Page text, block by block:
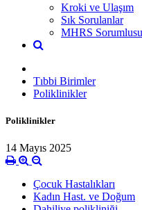
Kroki ve Ulaşım
Sık Sorulanlar
MHRS Sorumlusu
Tıbbi Birimler
Poliklinikler
Poliklinikler
14 Mayıs 2025
Çocuk Hastalıkları
Kadın Hast. ve Doğum